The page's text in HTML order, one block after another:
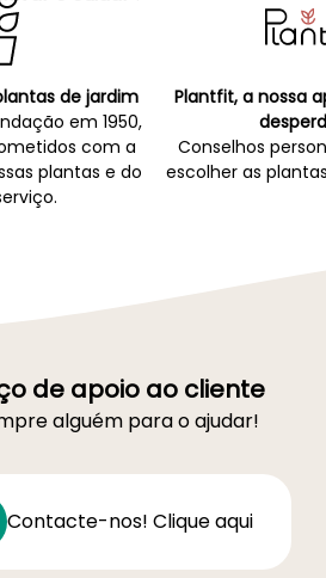
de jardim
em 1950,
com a
plantas e do
Plantfit, a nossa
Conselhos
escolher as
de apoio ao cliente
alguém para o ajudar!
Contacte-nos! Clique aqui